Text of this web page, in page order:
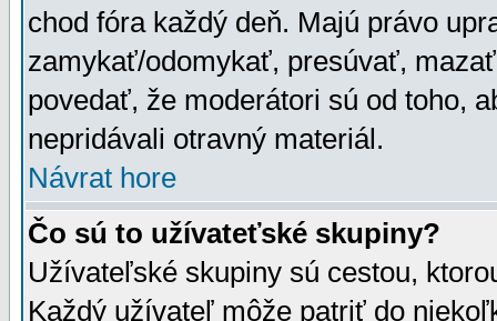
chod fóra každý deň. Majú právo
zamykať/odomykať, presúvať,
povedať, že moderátori sú od toho,
nepridávali otravný materiál.
Návrat hore
Čo sú to užívateťské skupiny?
Užívateľské skupiny sú cestou,
Každý užívateľ môže patriť do